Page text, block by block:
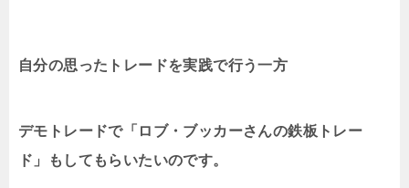
自分の思ったトレードを実践で行う一方
デモトレードで「ロブ・ブッカーさんの鉄板トレー
ド」もしてもらいたいのです。